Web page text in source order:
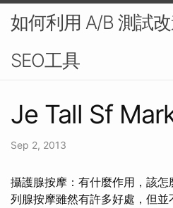
如何利用 A/B 測試
SEO工具
Je Tall Sf
Sep 2, 2013
攝護腺按摩：有什麼作用，該
列腺按摩雖然有許多好處，但